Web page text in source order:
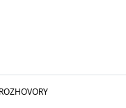
ROZHOVORY